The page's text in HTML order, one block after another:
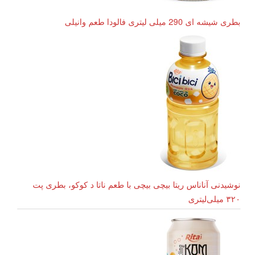
بطری شیشه ای 290 میلی لیتری فالودا طعم وانیلی
نوشیدنی آناناس ریتا بیچی بیچی با طعم ناتا د کوکو، بطری پت
۳۲۰ میلی‌لیتری